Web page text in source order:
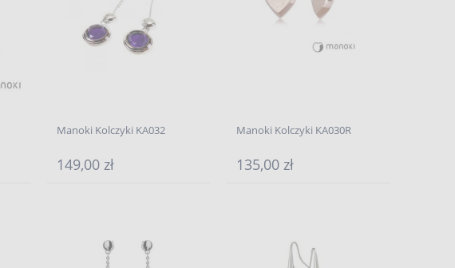
Manoki Kolczyki KA032
149,00 zł
Manoki Kolczyki KA030R
135,00 zł